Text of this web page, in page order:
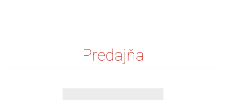
Predajňa